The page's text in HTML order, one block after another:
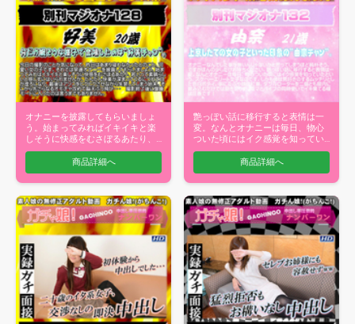
オナニーを披露してもらいましょ
う。始まってみればイキイキと楽
しそうに快感をむさぼるあたり、
若いって素…
商品詳細へ
艶っぽい話に移行すると表情は一
変。なんとオナニーは毎日、物心
ついた頃にはイク感覚を知ってい
たという、…
商品詳細へ